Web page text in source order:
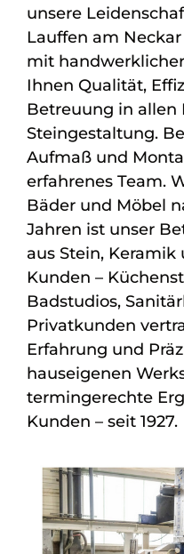
unsere
Lauffen am
mit
Ihnen Qualität,
Betreuung in allen
Steingestaltung.
Aufmaß und
erfahrenes Team.
Bäder und Möbel
Jahren ist unser
aus Stein, Keramik
Kunden –
Badstudios,
Privatkunden
Erfahrung und
hauseigenen
termingerechte
Kunden – seit 1927.